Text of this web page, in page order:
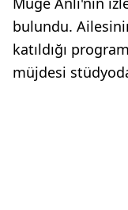
bulundu.
katıldığı
müjdesi